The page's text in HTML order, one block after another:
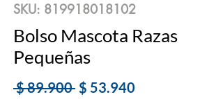
SKU: 819918018102
Bolso Mascota Razas
Pequeñas
$ 89.900 Precio
$ 53.940